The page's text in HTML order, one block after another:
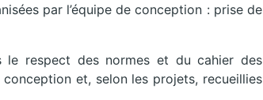
par l’équipe de conception : prise de
le respect des normes et du cahier des
et, selon les projets, recueillies